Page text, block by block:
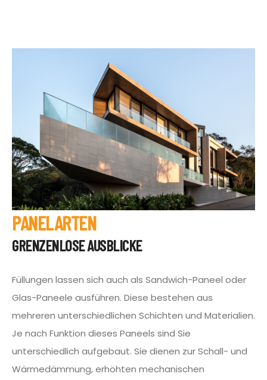
PANELARTEN
GRENZENLOSE AUSBLICKE
Füllungen lassen sich auch als Sandwich-Paneel oder
Glas-Paneele ausführen. Diese bestehen aus
mehreren unterschiedlichen Schichten und Materialien.
Je nach Funktion dieses Paneels sind Sie
unterschiedlich aufgebaut. Sie dienen zur Schall- und
Wärmedämmung, erhöhten mechanischen